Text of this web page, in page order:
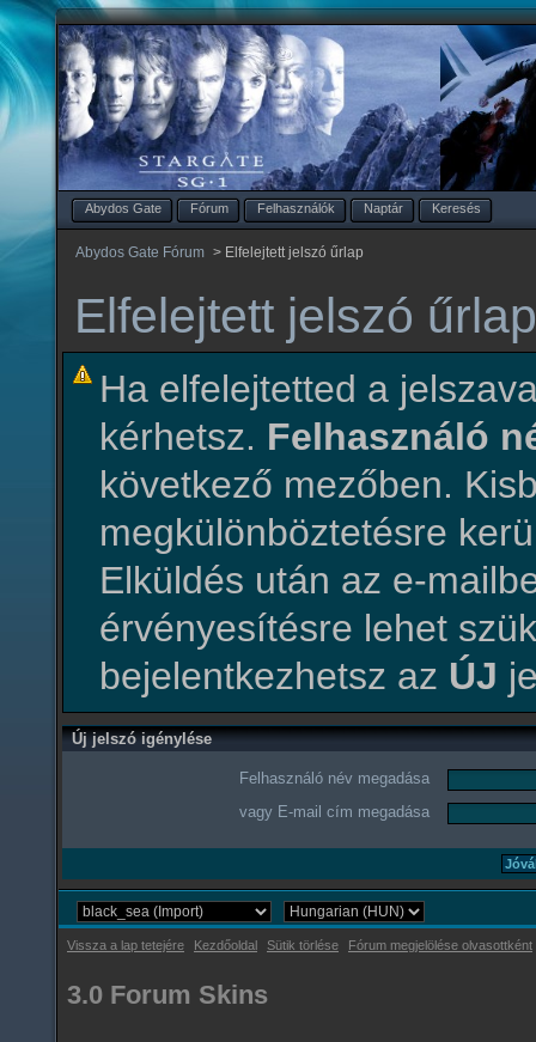
Abydos Gate Fórum Felhasználók Naptár Keresés
Abydos Gate Fórum > Elfelejtett jelszó űrlap
Elfelejtett jelszó űrlap
Ha elfelejtetted a
kérhetsz. Felhasználó
következő mezőben.
megkülönböztetésre
Elküldés után az e-
érvényesítésre lehet
bejelentkezhetsz az ÚJ
Új jelszó igénylése
Felhasználó név megadása
vagy E-mail cím megadása
Vissza a lap tetejére Kezdőoldal Sütik törlése Fórum megjelölése olvasottként
3.0 Forum Skins